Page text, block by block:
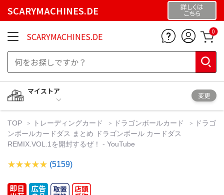
SCARYMACHINES.DE 詳しくは
こちら
SCARYMACHINES.DE 0
マイストア
変更
TOP トレーディングカード ドラゴンボールカード
ドラゴ
ンボールカードダス まとめ ドラゴンボール カードダス
REMIX.VOL.1を開封するぜ！ - YouTube
(5159)